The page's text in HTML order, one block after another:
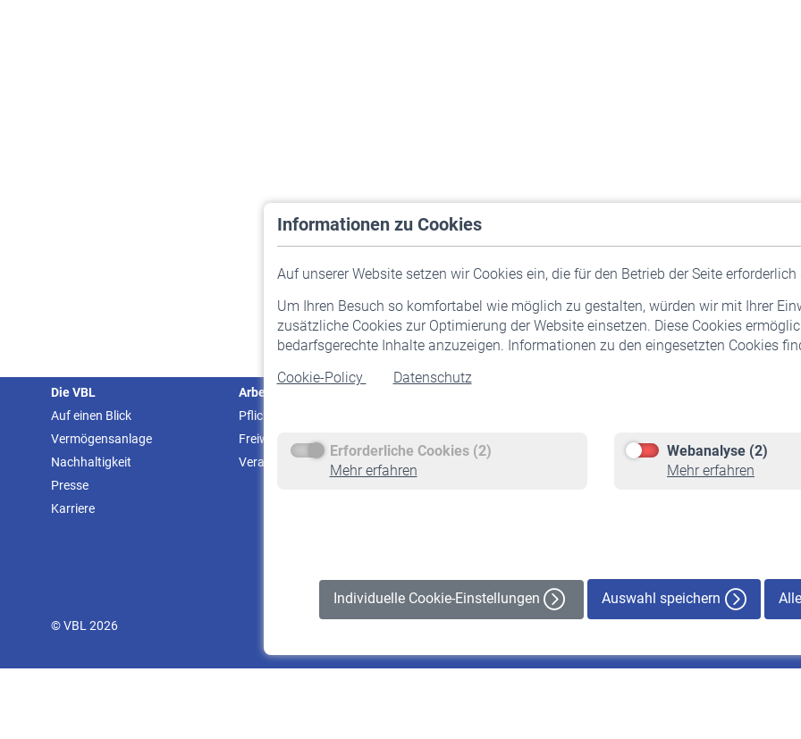
Informationen zu Cookies
Auf unserer Website setzen wir Cookies ein, die für den Betrieb der Seite erforderlich
Um Ihren Besuch so komfortabel wie möglich zu gestalten, würden wir mit Ihrer
zusätzliche Cookies zur Optimierung der Website einsetzen. Diese Cookies
bedarfsgerechte Inhalte anzuzeigen. Informationen zu den eingesetzten Cookies
Cookie-Policy
Datenschutz
Erforderliche Cookies (2)
Mehr erfahren
Webanalyse (2)
Mehr erfahren
Individuelle Cookie-Einstellungen Auswahl speichern
Die VBL
Auf einen Blick
Vermögensanlage
Nachhaltigkeit
Presse
Karriere
Arbeitgeber
Pflichtversicherung
Freiwillige Versicherung
Veranstaltungen
Staatliche Förderung
Rente beantragen
Rentenauszahlung
© VBL 2026